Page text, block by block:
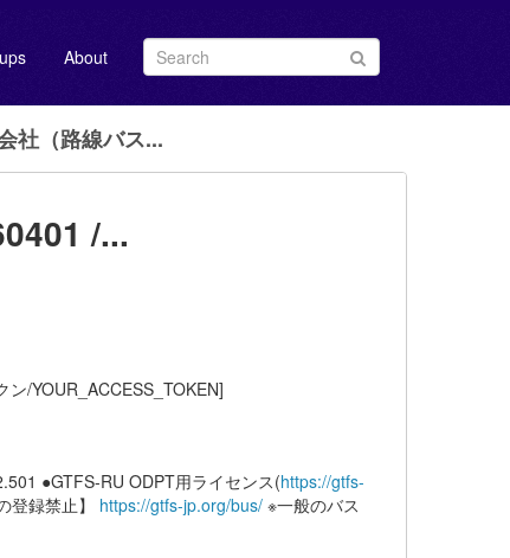
About
社（路線バス...
/...
ン/YOUR_ACCESS_TOKEN]
●GTFS-RU ODPT用ライセンス(https://gtfs-
録禁止】 https://gtfs-jp.org/bus/ ※一般のバス